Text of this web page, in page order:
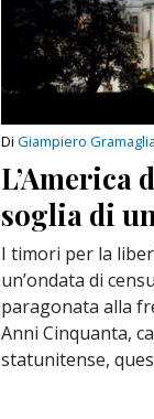
Di Giampiero Gramaglia
L’America
soglia di
I timori per la
un’ondata di
paragonata alla
Anni Cinquanta,
statunitense,